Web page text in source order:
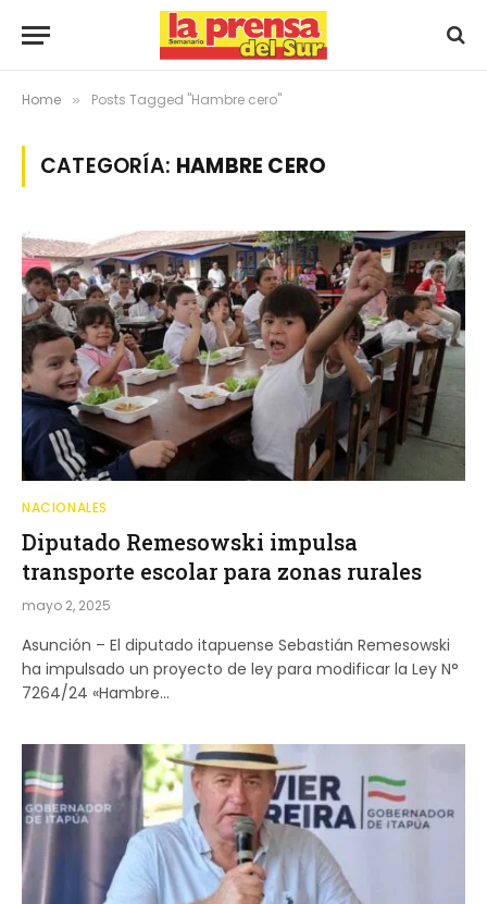
Home » Posts Tagged "Hambre cero"
CATEGORÍA: HAMBRE CERO
NACIONALES
Diputado Remesowski impulsa
transporte escolar para zonas rurales
mayo 2, 2025
Asunción – El diputado itapuense Sebastián Remesowski
ha impulsado un proyecto de ley para modificar la Ley N°
7264/24 «Hambre…